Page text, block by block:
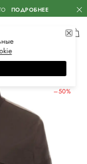
ПОДРОБНЕЕ
Куртки
–50%